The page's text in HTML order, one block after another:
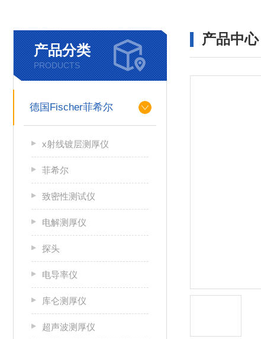
产品分类
PRODUCTS
德国Fischer菲希尔
x射线镀层测厚仪
菲希尔
致密性测试仪
电解测厚仪
探头
电导率仪
库仑测厚仪
超声波测厚仪
产品中心